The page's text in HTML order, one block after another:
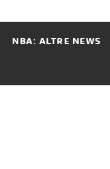
NBA: ALTRE NEWS